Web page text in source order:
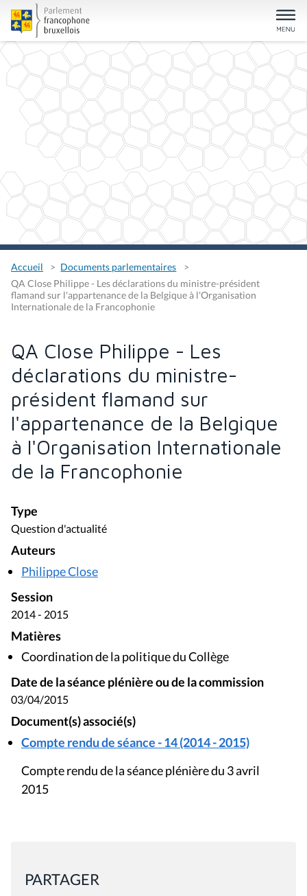
Accueil
Documents parlementaires
QA Close Philippe - Les déclarations du ministre-président
flamand sur l'appartenance de la Belgique à l'Organisation
Internationale de la Francophonie
QA Close Philippe - Les
déclarations du ministre-
président flamand sur
l'appartenance de la Belgique
à l'Organisation Internationale
de la Francophonie
Type
Question d'actualité
Auteurs
Philippe Close
Session
2014 - 2015
Matières
Coordination de la politique du Collège
Date de la séance plénière ou de la commission
03/04/2015
Document(s) associé(s)
Compte rendu de séance - 14 (2014 - 2015)
Compte rendu de la séance plénière du 3 avril
2015
PARTAGER